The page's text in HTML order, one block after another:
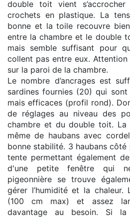
double toit vient
crochets en plastique. La
bonne et la toile recouvre
entre la chambre et le double
mais semble suffisant pour
collent pas entre eux.
sur la paroi de la chambre.
Le nombre d’ancrages est
sardines fournies (20) qui
mais efficaces (profil rond).
de réglages au niveau des
chambre et du double toit.
même de haubans avec
bonne stabilité. 3 haubans
tente permettant également
d'une petite fenêtre qui
pigeonnière se trouve
gérer l’humidité et la
(100 cm max) et assez
davantage au besoin. Si